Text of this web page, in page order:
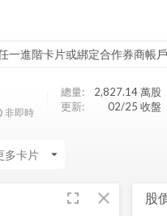
一進階卡片或綁定合作券商帳
非即時
總量: 2,827.14 萬股
更新:
02/25 收盤
arrow_drop_down
fullscreen close 股